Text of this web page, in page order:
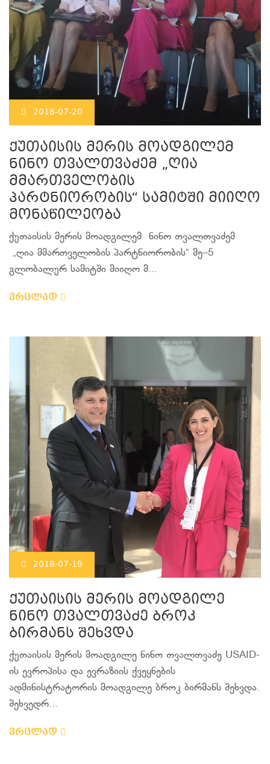
2018-07-20
ქუთაისის მერის მოადგილემ
ნინო თვალთვაძემ „ღია
მმართველობის
პარტნიორობის“ სამიტში მიიღო
მონაწილეობა
ქუთაისის მერის მოადგილემ ნინო თვალთვაძემ
„ღია მმართველობის პარტნიორობის“ მე–5
გლობალურ სამიტში მიიღო მ...
ვრცლად
2018-07-19
ქუთაისის მერის მოადგილე
ნინო თვალთვაძე ბროკ
ბირმანს შეხვდა
ქუთაისის მერის მოადგილე ნინო თვალთვაძე USAID-
ის ევროპისა და ევრაზიის ქვეყნების
ადმინისტრატორის მოადგილე ბროკ ბირმანს შეხვდა.
შეხვედრ...
ვრცლად